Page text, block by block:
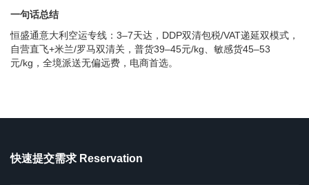
一句话总结
恒盛通意大利空运专线：3–7天达，DDP双清包税/VAT递延双模式，
自营直飞+米兰/罗马双清关，普货39–45元/kg、敏感货45–53
元/kg，全境派送无偏远费，电商首选。
快速提交需求 Reservation